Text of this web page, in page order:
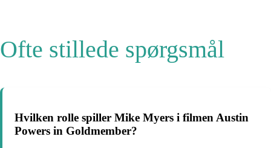
Ofte stillede spørgsmål
Hvilken rolle spiller Mike Myers i filmen Austin
Powers in Goldmember?